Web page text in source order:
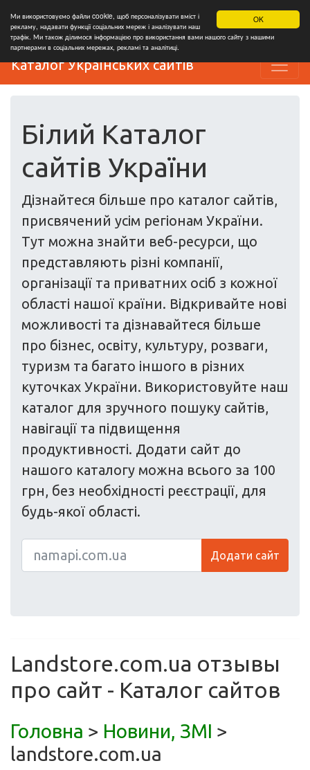
OK
Ми використовуємо файли cookie, щоб персоналізувати вміст і
рекламу, надавати функції соціальних мереж і аналізувати наш
трафік. Ми також ділимося інформацією про використання вами нашого сайту з нашими
партнерами в соціальних мережах, рекламі та аналітиці.
Каталог Українських сайтів
Білий Каталог
сайтів України
Дізнайтеся більше про каталог сайтів,
присвячений усім регіонам України.
Тут можна знайти веб-ресурси, що
представляють різні компанії,
організації та приватних осіб з кожної
області нашої країни. Відкривайте нові
можливості та дізнавайтеся більше
про бізнес, освіту, культуру, розваги,
туризм та багато іншого в різних
куточках України. Використовуйте наш
каталог для зручного пошуку сайтів,
навігації та підвищення
продуктивності. Додати сайт до
нашого каталогу можна всього за 100
грн, без необхідності реєстрації, для
будь-якої області.
Додати сайт
Landstore.com.ua отзывы
про сайт - Каталог сайтов
Головна > Новини, ЗМІ >
landstore.com.ua